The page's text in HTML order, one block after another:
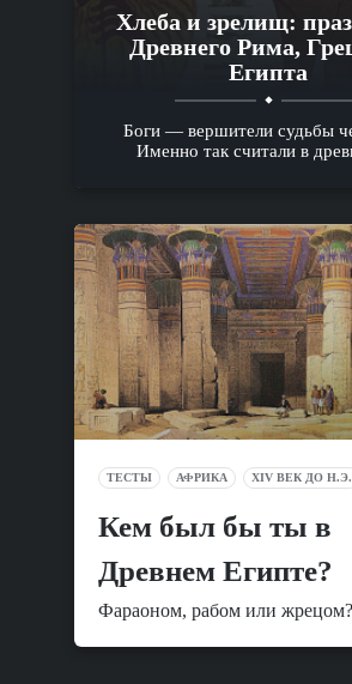
Хлеба и зрелищ:
Древнего Рима,
Египта
Боги — вершители судьбы
Именно так считали в
ТЕСТЫ АФРИКА XIV ВЕК ДО Н.Э.
Кем был бы ты в
Древнем Египте?
Фараоном, рабом или жрецом?